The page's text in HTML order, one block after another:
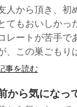
人から頂き、初
てもおいしかっ
レートが苦手で
、この巣ごもり
事を読む
から気になっ